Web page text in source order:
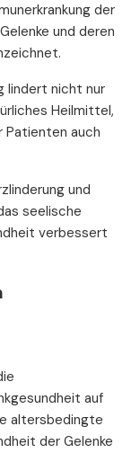
der
und deren
lindert nicht nur
Heilmittel,
Patienten auch
und
seelische
verbessert
auf
altersbedingte
der Gelenke